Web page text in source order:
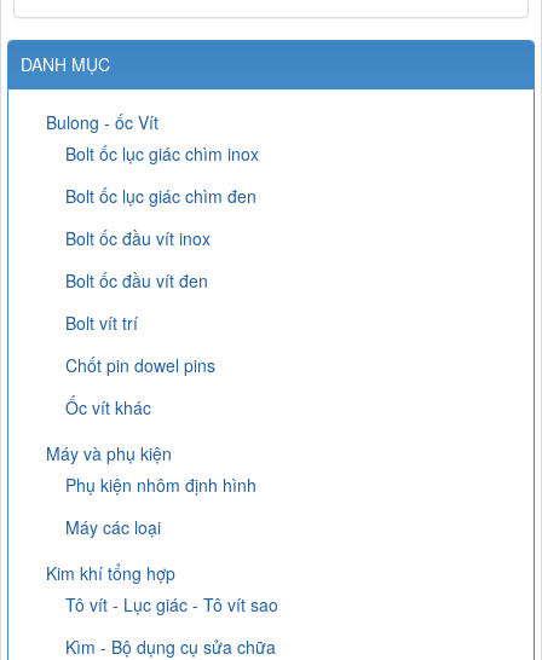
DANH MỤC
Bulong - ốc Vít
Bolt ốc lục giác chìm inox
Bolt ốc lục giác chìm đen
Bolt ốc đầu vít inox
Bolt ốc đầu vít đen
Bolt vít trí
Chốt pin dowel pins
Ốc vít khác
Máy và phụ kiện
Phụ kiện nhôm định hình
Máy các loại
Kim khí tổng hợp
Tô vít - Lục giác - Tô vít sao
Kìm - Bộ dụng cụ sửa chữa